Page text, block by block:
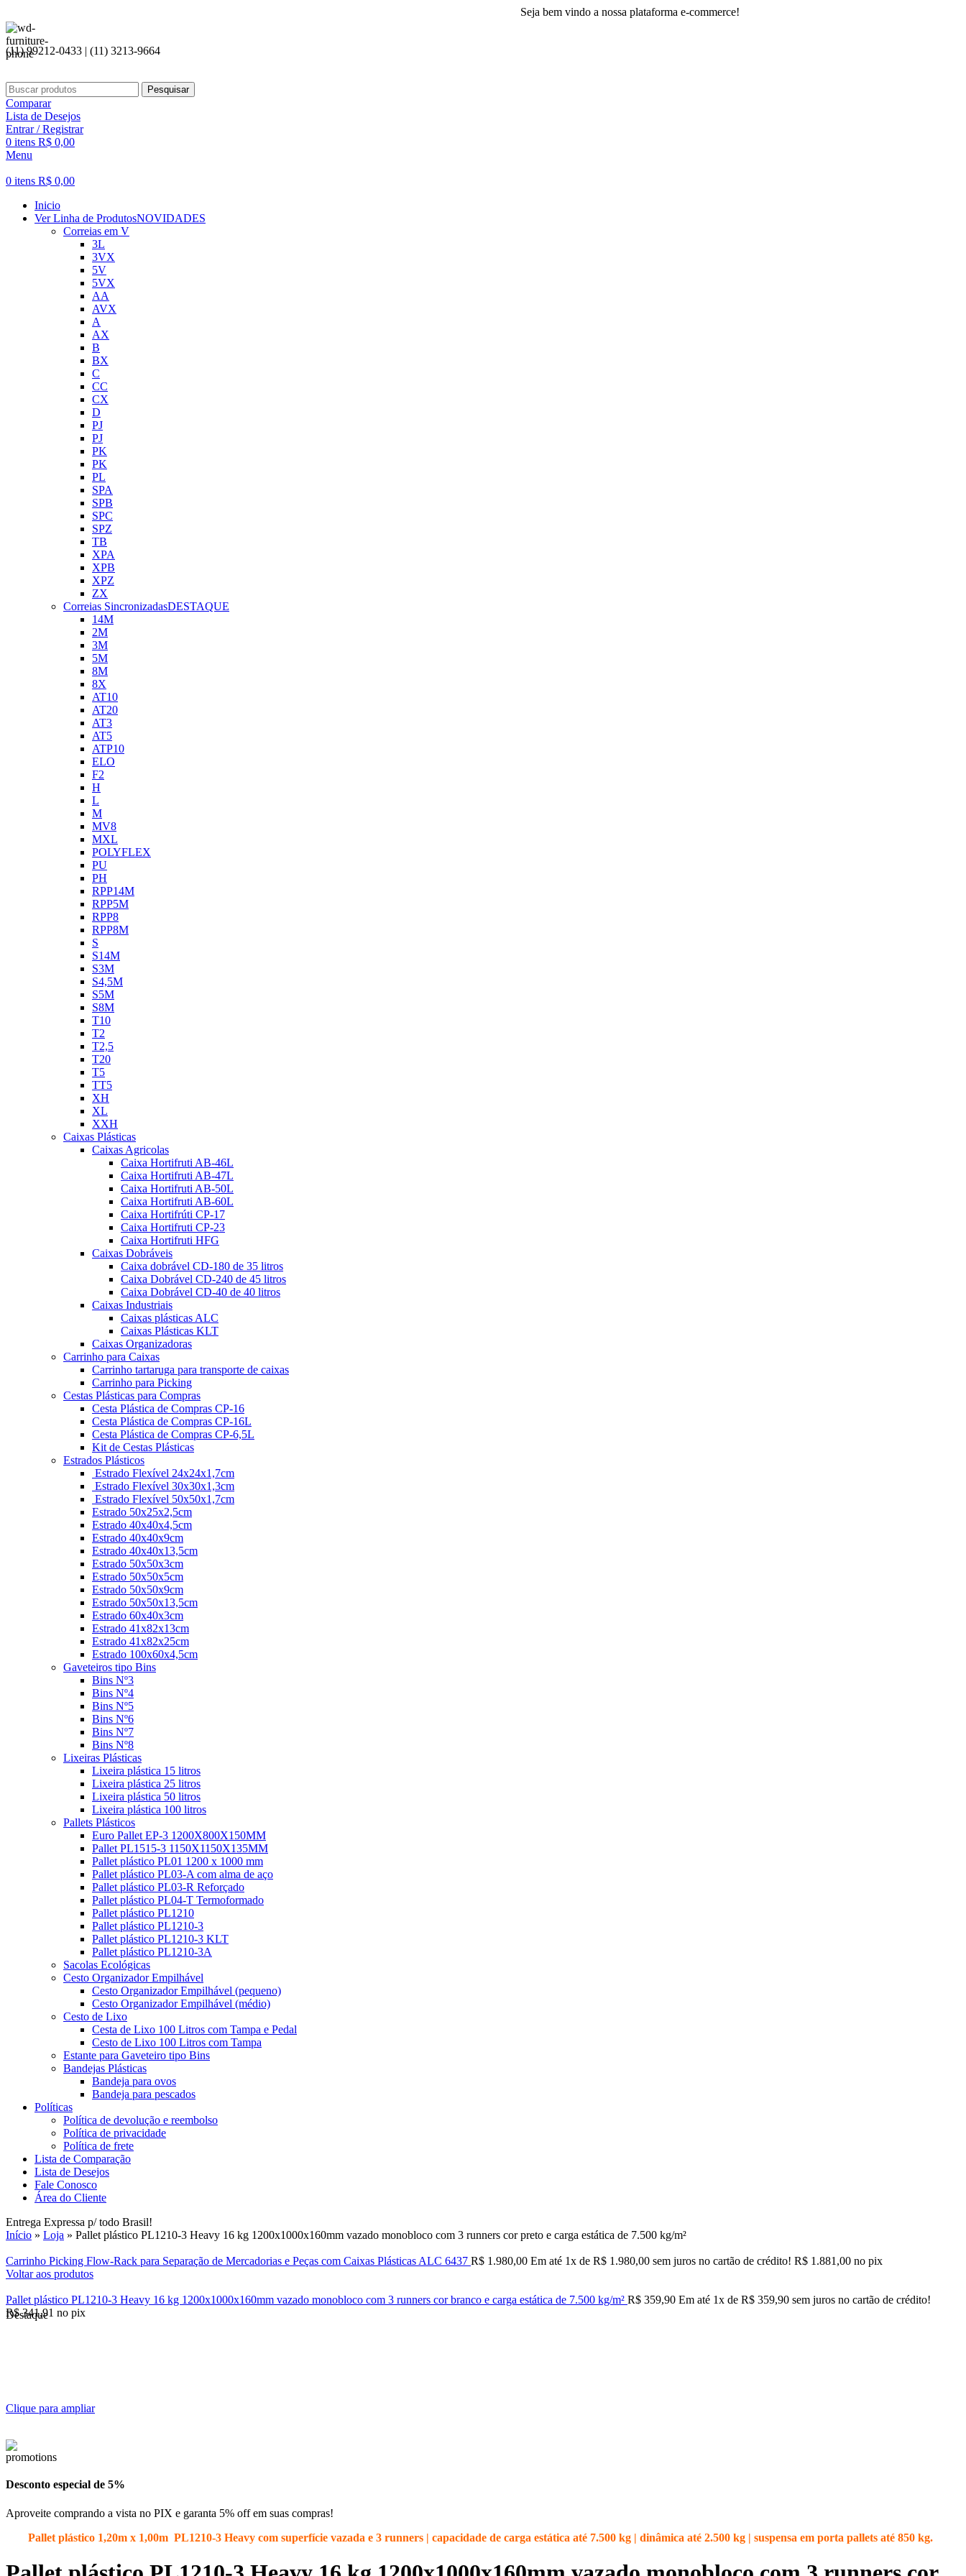
Seja bem vindo a nossa plataforma e-commerce!
(11) 99212-0433 | (11) 3213-9664
Pesquisar
Comparar
Lista de Desejos
Entrar / Registrar
0 itens R$ 0,00
Menu
0 itens R$ 0,00
Inicio
Ver Linha de ProdutosNOVIDADES
Correias em V
3L
3VX
5V
5VX
AA
AVX
A
AX
B
BX
C
CC
CX
D
PJ
PJ
PK
PK
PL
SPA
SPB
SPC
SPZ
TB
XPA
XPB
XPZ
ZX
Correias SincronizadasDESTAQUE
14M
2M
3M
5M
8M
8X
AT10
AT20
AT3
AT5
ATP10
ELO
F2
H
L
M
MV8
MXL
POLYFLEX
PU
PH
RPP14M
RPP5M
RPP8
RPP8M
S
S14M
S3M
S4,5M
S5M
S8M
T10
T2
T2,5
T20
T5
TT5
XH
XL
XXH
Caixas Plásticas
Caixas Agricolas
Caixa Hortifruti AB-46L
Caixa Hortifruti AB-47L
Caixa Hortifruti AB-50L
Caixa Hortifruti AB-60L
Caixa Hortifrúti CP-17
Caixa Hortifruti CP-23
Caixa Hortifruti HFG
Caixas Dobráveis
Caixa dobrável CD-180 de 35 litros
Caixa Dobrável CD-240 de 45 litros
Caixa Dobrável CD-40 de 40 litros
Caixas Industriais
Caixas plásticas ALC
Caixas Plásticas KLT
Caixas Organizadoras
Carrinho para Caixas
Carrinho tartaruga para transporte de caixas
Carrinho para Picking
Cestas Plásticas para Compras
Cesta Plástica de Compras CP-16
Cesta Plástica de Compras CP-16L
Cesta Plástica de Compras CP-6,5L
Kit de Cestas Plásticas
Estrados Plásticos
Estrado Flexível 24x24x1,7cm
Estrado Flexível 30x30x1,3cm
Estrado Flexível 50x50x1,7cm
Estrado 50x25x2,5cm
Estrado 40x40x4,5cm
Estrado 40x40x9cm
Estrado 40x40x13,5cm
Estrado 50x50x3cm
Estrado 50x50x5cm
Estrado 50x50x9cm
Estrado 50x50x13,5cm
Estrado 60x40x3cm
Estrado 41x82x13cm
Estrado 41x82x25cm
Estrado 100x60x4,5cm
Gaveteiros tipo Bins
Bins Nº3
Bins Nº4
Bins Nº5
Bins Nº6
Bins Nº7
Bins Nº8
Lixeiras Plásticas
Lixeira plástica 15 litros
Lixeira plástica 25 litros
Lixeira plástica 50 litros
Lixeira plástica 100 litros
Pallets Plásticos
Euro Pallet EP-3 1200X800X150MM
Pallet PL1515-3 1150X1150X135MM
Pallet plástico PL01 1200 x 1000 mm
Pallet plástico PL03-A com alma de aço
Pallet plástico PL03-R Reforçado
Pallet plástico PL04-T Termoformado
Pallet plástico PL1210
Pallet plástico PL1210-3
Pallet plástico PL1210-3 KLT
Pallet plástico PL1210-3A
Sacolas Ecológicas
Cesto Organizador Empilhável
Cesto Organizador Empilhável (pequeno)
Cesto Organizador Empilhável (médio)
Cesto de Lixo
Cesta de Lixo 100 Litros com Tampa e Pedal
Cesto de Lixo 100 Litros com Tampa
Estante para Gaveteiro tipo Bins
Bandejas Plásticas
Bandeja para ovos
Bandeja para pescados
Políticas
Política de devolução e reembolso
Política de privacidade
Política de frete
Lista de Comparação
Lista de Desejos
Fale Conosco
Área do Cliente
Entrega Expressa p/ todo Brasil!
Início » Loja » Pallet plástico PL1210-3 Heavy 16 kg 1200x1000x160mm vazado monobloco com 3 runners cor preto e carga estática de 7.500 kg/m²
Carrinho Picking Flow-Rack para Separação de Mercadorias e Peças com Caixas Plásticas ALC 6437 R$ 1.980,00 Em até 1x de R$ 1.980,00 sem juros no cartão de crédito! R$ 1.881,00 no pix
Voltar aos produtos
Pallet plástico PL1210-3 Heavy 16 kg 1200x1000x160mm vazado monobloco com 3 runners cor branco e carga estática de 7.500 kg/m² R$ 359,90 Em até 1x de R$ 359,90 sem juros no cartão de crédito!
R$341,91 no pix
Destaque
Clique para ampliar
Desconto especial de 5%
Aproveite comprando a vista no PIX e garanta 5% off em suas compras!
Pallet plástico 1,20m x 1,00m PL1210-3 Heavy com superfície vazada e 3 runners | capacidade de carga estática até 7.500 kg | dinâmica até 2.500 kg | suspensa em porta pallets até 850 kg.